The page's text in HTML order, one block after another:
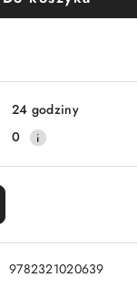
24 godziny
0
9782321020639